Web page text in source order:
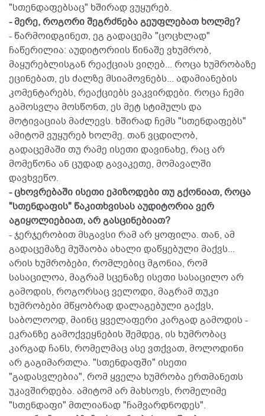
"სთენდაფებსაც" ხშირად ვუყურებ.
- მერე, როგორი შეგრძნება გეუფლებათ ხოლმე?
- წარმოიდგინეთ, ეგ გადაცემა "ცოცხლად"
ჩაწერილია: აუდიტორიის წინაშე ვხუმრობ,
მაყურებლისგან რეაქციას ვიღებ... როცა ხუმრობაზე
ეცინებათ, ეს ძალზე მსიამოვნებს... ადამიანების
კომენტარებს, რეაქციებს ვაკვირდები. როცა ჩემი
გამოსვლა მოსწონთ, ეს მეტ სტიმულს და
მოტივაციას მაძლევს. ხშირად ჩემს "სთენდაფებს"
ამიტომ ვუყურებ ხოლმე. თან ვცდილობ,
გადაცემაში თუ რამე ისეთი დავინახე, რაც არ
მომეწონა ან ცუდად გავაკეთე, მომავალში
დავხვეწო.
- ცხოვრებაში ისეთი ეპიზოდები თუ გქონიათ, როცა
"სთენდაფის" წაკითხვისას აუდიტორია ვერ
აგიყოლიებიათ, არ გასცინებიათ?
- ჯერჯერობით მსგავსი რამ არ ყოფილა. თან, ამ
გადაცემაზე მუშაობა ახალი დაწყებული მაქვს...
არის ხუმრობები, რომლებიც მგონია, რომ
სასაცილოა, მაგრამ სცენაზე ისეთი სასაცილო არ
გამოდის, როგორსაც ველოდი, მაგრამ თუკი
ხუმრობები მწყობრად დალაგებული გაქვს,
საბოლოოდ, მაინც ყველაფერი კარგად გამოდის -
ეკრანზე გამოქვეყნების შემდეგ, ის ხუმრობაც
კარგად ჩანს, რომელმაც ასე ვთქვათ, მოლოდინი
არ გაგიმართლა. "სთენდაფში" ისეთი
"გადასვლებია", რომ ყველა ხუმრობა ერთმანეთს
უკავშირდება. ამიტომ არ მახსოვს, რომელიმე
"სთენდაფი" მთლიანად "ჩამვარდნოდეს".